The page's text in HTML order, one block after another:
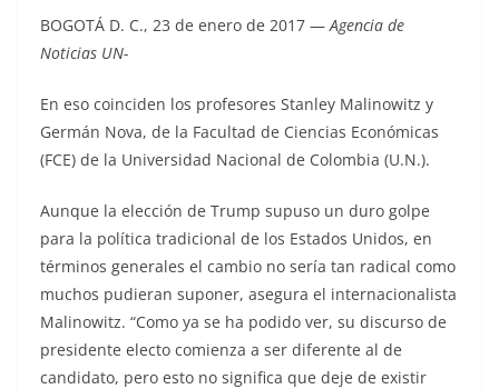
BOGOTÁ D. C., 23 de enero de 2017 — Agencia de
Noticias UN-
En eso coinciden los profesores Stanley Malinowitz y
Germán Nova, de la Facultad de Ciencias Económicas
(FCE) de la Universidad Nacional de Colombia (U.N.).
Aunque la elección de Trump supuso un duro golpe
para la política tradicional de los Estados Unidos, en
términos generales el cambio no sería tan radical como
muchos pudieran suponer, asegura el internacionalista
Malinowitz. “Como ya se ha podido ver, su discurso de
presidente electo comienza a ser diferente al de
candidato, pero esto no significa que deje de existir